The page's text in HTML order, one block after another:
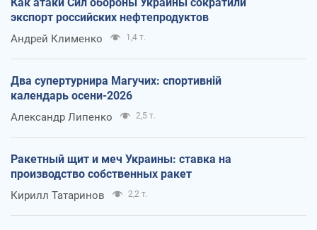
Как атаки Сил обороны Украины сократили
экспорт российских нефтепродуктов
Андрей Клименко 1,4 т.
Два супертурнира Магучих: спортивній
календарь осени-2026
Александр Липенко 2,5 т.
Ракетный щит и меч Украины: ставка на
производство собственных ракет
Кирилл Татаринов 2,2 т.